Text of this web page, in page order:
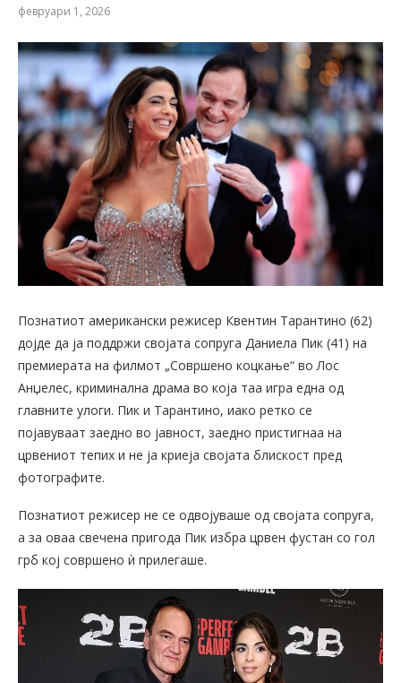
февруари 1, 2026
Познатиот американски режисер Квентин Тарантино (62)
дојде да ја поддржи својата сопруга Даниела Пик (41) на
премиерата на филмот „Совршено коцкање“ во Лос
Анџелес, криминална драма во која таа игра една од
главните улоги. Пик и Тарантино, иако ретко се
појавуваат заедно во јавност, заедно пристигнаа на
црвениот тепих и не ја криеја својата блискост пред
фотографите.
Познатиот режисер не се одвојуваше од својата сопруга,
а за оваа свечена пригода Пик избра црвен фустан со гол
грб кој совршено ѝ прилегаше.